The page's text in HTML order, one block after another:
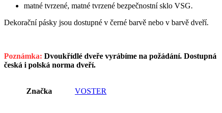
matné tvrzené, matné tvrzené bezpečnostní sklo VSG.
Dekorační pásky jsou dostupné v černé barvě nebo v barvě dveří.
Poznámka: Dvoukřídlé dveře vyrábíme na požádání. Dostupná
česká i polská norma dveří.
Značka VOSTER